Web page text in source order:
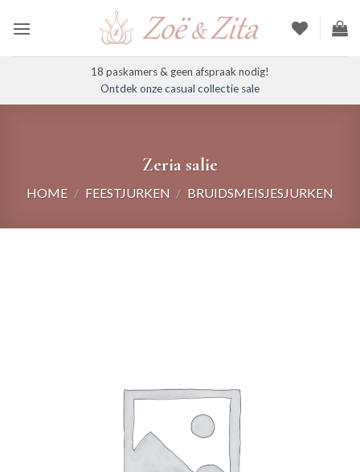
naar
18 paskamers & geen afspraak nodig!
Ontdek onze casual collectie sale
Zeria salie
HOME / FEESTJURKEN / BRUIDSMEISJESJURKEN